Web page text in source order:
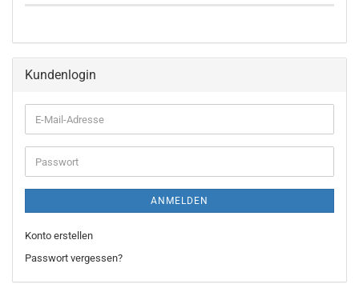
Kundenlogin
E-
Mail-
Adresse
Passwort
ANMELDEN
Konto erstellen
Passwort vergessen?